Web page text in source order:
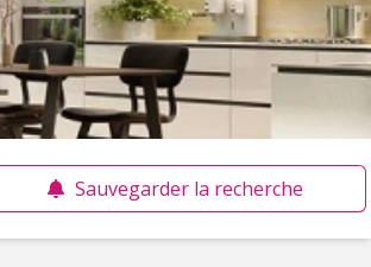
Sauvegarder la recherche